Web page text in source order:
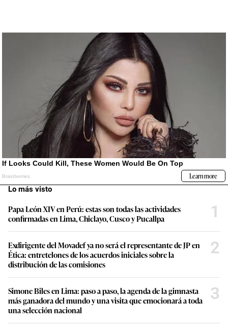
Lo más visto
Papa León XIV en Perú: estas son todas las actividades
confirmadas en Lima, Chiclayo, Cusco y Pucallpa
1
Exdirigente del Movadef ya no será el representante de JP en
Ética: entretelones de los acuerdos iniciales sobre la
distribución de las comisiones
2
Simone Biles en Lima: paso a paso, la agenda de la gimnasta
más ganadora del mundo y una visita que emocionará a toda
una selección nacional
3